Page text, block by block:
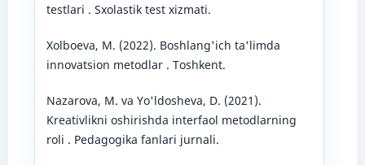
testlari . Sxolastik test xizmati.
Xolboeva, M. (2022). Boshlang'ich ta'limda
innovatsion metodlar . Toshkent.
Nazarova, M. va Yo'ldosheva, D. (2021).
Kreativlikni oshirishda interfaol metodlarning
roli . Pedagogika fanlari jurnali.